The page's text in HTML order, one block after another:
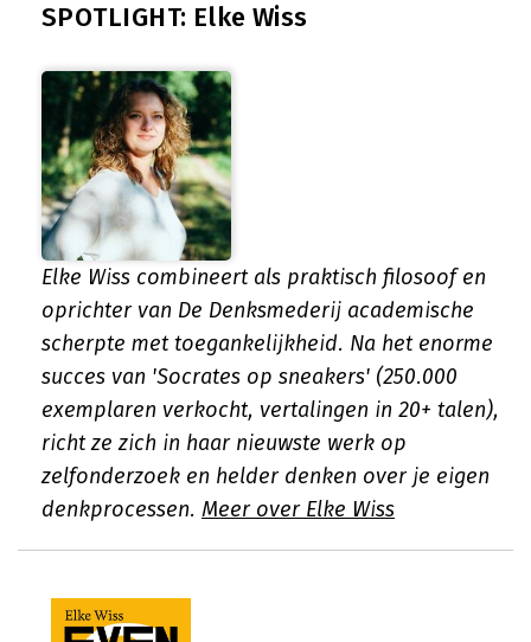
SPOTLIGHT: Elke Wiss
Elke Wiss combineert als praktisch filosoof en
oprichter van De Denksmederij academische
scherpte met toegankelijkheid. Na het enorme
succes van 'Socrates op sneakers' (250.000
exemplaren verkocht, vertalingen in 20+ talen),
richt ze zich in haar nieuwste werk op
zelfonderzoek en helder denken over je eigen
denkprocessen. Meer over Elke Wiss